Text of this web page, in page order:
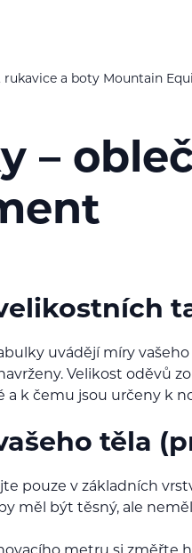
rukavice a boty Mountain
–
uvádějí míry
Velikost oděvů
a k čemu jsou určeny k
těla
pouze v základních
měl být těsný, ale